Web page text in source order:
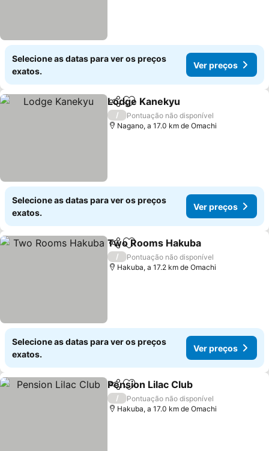
Selecione as datas para ver os preços
exatos.
Ver preços
PartilharAdicionar aos favoritos
Lodge Kanekyu
/
Pontuação não disponível
Nagano, a 17.0 km de Omachi
Selecione as datas para ver os preços
exatos.
Ver preços
PartilharAdicionar aos favoritos
Two Rooms Hakuba
/
Pontuação não disponível
Hakuba, a 17.2 km de Omachi
Selecione as datas para ver os preços
exatos.
Ver preços
PartilharAdicionar aos favoritos
Pension Lilac Club
/
Pontuação não disponível
Hakuba, a 17.0 km de Omachi